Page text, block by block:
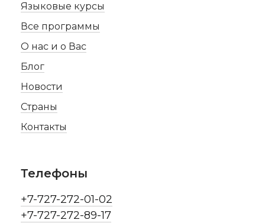
Телефоны
+7-727-272-01-02
+7-727-272-89-17
Языковые курсы
Все программы
О нас и о Вас
Блог
Новости
Страны
Контакты